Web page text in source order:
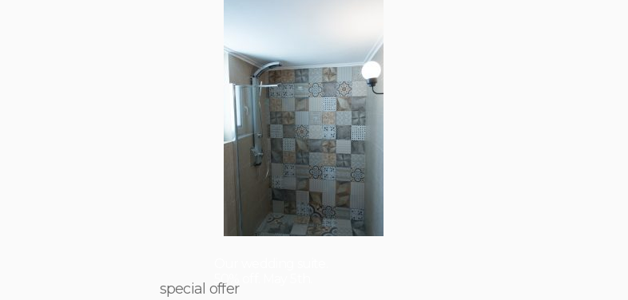
special offer
50% off. May 5th.